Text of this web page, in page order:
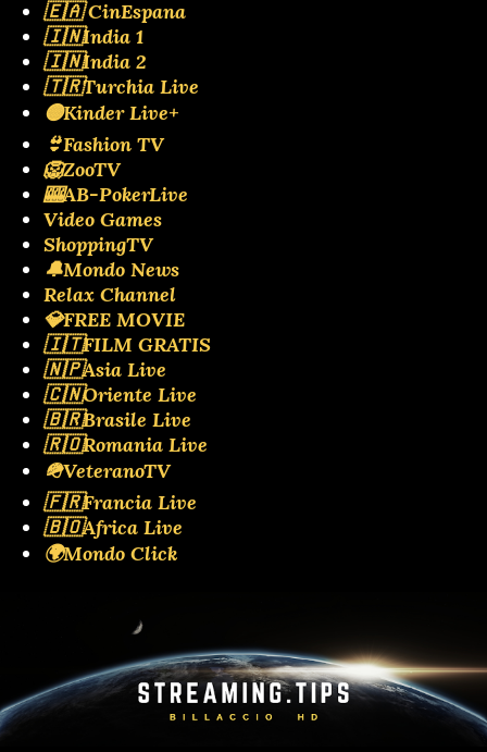
🇪🇦 CinEspana
🇮🇳India 1
🇮🇳India 2
🇹🇷Turchia Live
🟡Kinder Live+
👙Fashion TV
🦁ZooTV
🎰AB-PokerLive
Video Games
ShoppingTV
🔔Mondo News
Relax Channel
💎FREE MOVIE
🇮🇹FILM GRATIS
🇳🇵Asia Live
🇨🇳Oriente Live
🇧🇷Brasile Live
🇷🇴Romania Live
🪖VeteranoTV
🇫🇷Francia Live
🇧🇴Africa Live
🌍Mondo Click